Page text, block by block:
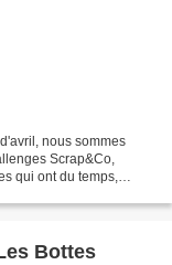
nous sommes
Scrap&Co,
qui ont du temps,
Bottes